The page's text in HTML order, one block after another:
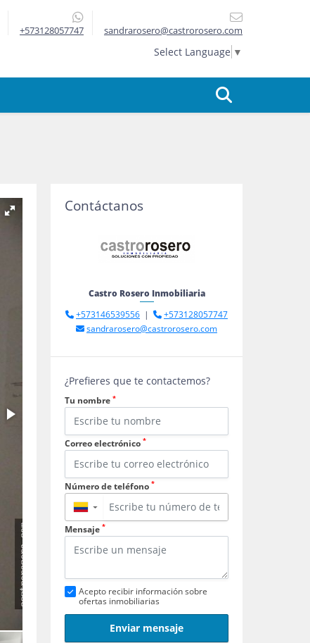
+573128057747 sandrarosero@castrorosero.com
Select Language ▼
Contáctanos
Castro Rosero Inmobiliaria
+573146539556 |
+573128057747
sandrarosero@castrorosero.com
¿Prefieres que te contactemos?
Tu nombre *
Correo electrónico *
Número de teléfono *
▼
Mensaje *
Acepto recibir información sobre
ofertas inmobiliarias
Enviar mensaje